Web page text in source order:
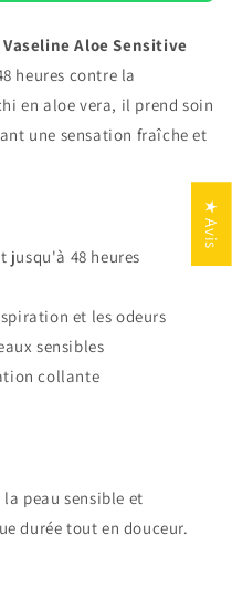
Aloe Sensitive
heures contre la
en aloe vera, il prend soin
une sensation fraîche et
48 heures
et les odeurs
sensibles
collante
peau sensible et
durée tout en douceur.
★ Avis